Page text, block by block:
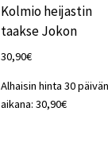
Kolmio heijastin
taakse Jokon
30,90€
Alhaisin hinta 30 päivän
aikana: 30,90€